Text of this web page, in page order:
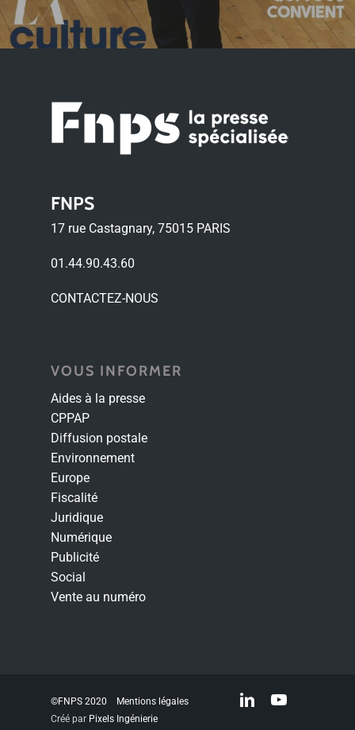
FNPS
17 rue Castagnary, 75015 PARIS
01.44.90.43.60
CONTACTEZ-NOUS
VOUS INFORMER
Aides à la presse
CPPAP
Diffusion postale
Environnement
Europe
Fiscalité
Juridique
Numérique
Publicité
Social
Vente au numéro
©FNPS 2020
Mentions légales
Créé par Pixels Ingénierie
linkedinyoutube